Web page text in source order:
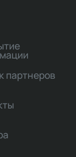
партнеров